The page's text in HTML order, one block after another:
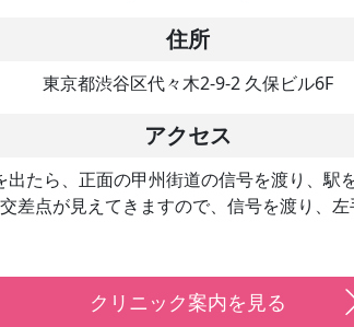
住所
東京都渋谷区代々木2-9-2 久保ビル6F
アクセス
出たら、正面の甲州街道の信号を渡り、
差点が見えてきますので、信号を渡り、左
クリニック案内を見る